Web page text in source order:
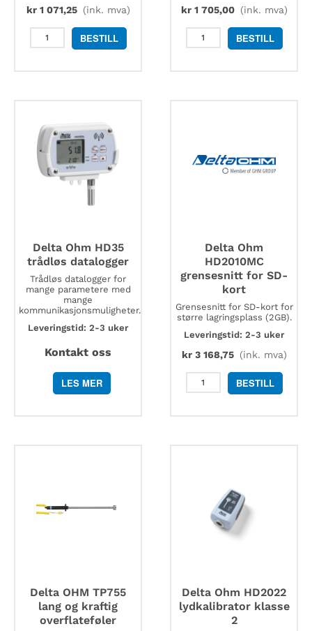
kr1 071,25 (ink. mva)
Delta
Ohm
BESTILL
kr1 705,00 (ink. mva)
Delta
OHM
BESTILL
Delta Ohm HD35
trådløs datalogger
Trådløs datalogger for
mange parametere med
mange
kommunikasjonsmuligheter.
Leveringstid: 2-3 uker
Kontakt oss
LES MER
Delta Ohm
HD2010MC
grensesnitt for SD-
kort
Grensesnitt for SD-kort for
større lagringsplass (2GB).
Leveringstid: 2-3 uker
kr3 168,75 (ink. mva)
Delta
Ohm
BESTILL
Delta OHM TP755
lang og kraftig
overflateføler
Delta Ohm HD2022
lydkalibrator klasse
2